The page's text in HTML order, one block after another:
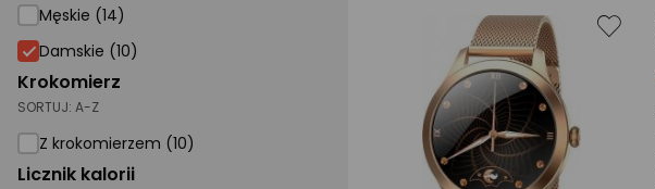
Męskie (14)
Damskie
Damskie (10)
Krokomierz
SORTUJ: A-Z
Z krokomierzem (10)
Licznik kalorii